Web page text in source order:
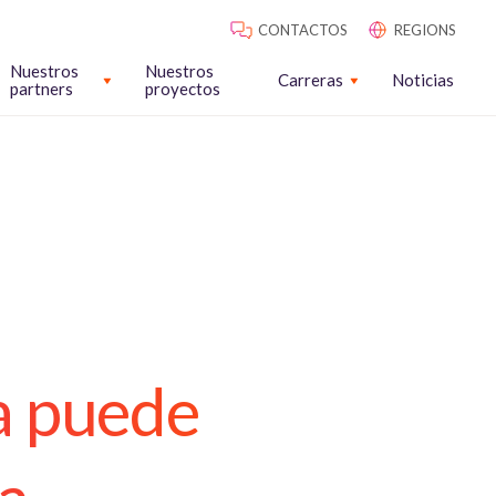
CONTACTOS REGIONS
Nuestros
partners
Nuestros
proyectos
Carreras Noticias
puede